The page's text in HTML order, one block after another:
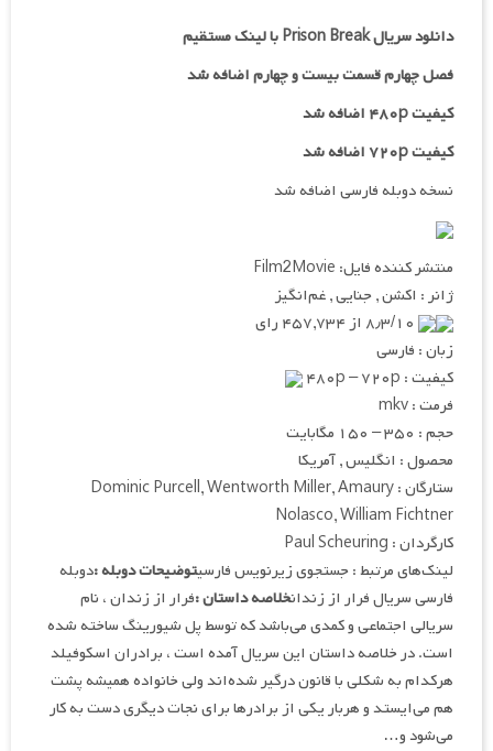
دانلود سریال Prison Break با لینک مستقیم
فصل چهارم قسمت بیست و چهارم اضافه شد
کیفیت ۴۸۰p اضافه شد
کیفیت ۷۲۰p اضافه شد
نسخه دوبله فارسی اضافه شد
منتشر کننده فایل: Film2Movie
ژانر : اکشن , جنایی , غم‌انگیز
زبان : فارسی
کیفیت : ۴۸۰p – ۷۲۰p
فرمت : mkv
حجم : ۳۵۰ – ۱۵۰ مگابایت
محصول : انگلیس , آمریکا
ستارگان : Dominic Purcell, Wentworth Miller, Amaury
Nolasco, William Fichtner
کارگردان : Paul Scheuring
لینک‌های مرتبط : جستجوی زیرنویس فارسیتوضیحات دوبله :دوبله
فارسی سریال فرار از زندانخلاصه داستان :فرار از زندان ، نام
سریالی اجتماعی و کمدی می‌باشد که توسط پل شیورینگ ساخته شده
است. در خلاصه داستان این سریال آمده است ، برادران اسکوفیلد
هرکدام به شکلی با قانون درگیر شده‌اند ولی خانواده همیشه پشت
هم می‌ایستد و هربار یکی از برادرها برای نجات دیگری دست به کار
می‌شود و…